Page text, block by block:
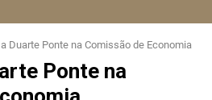
Duarte Ponte na Comissão de Economia
Ponte na